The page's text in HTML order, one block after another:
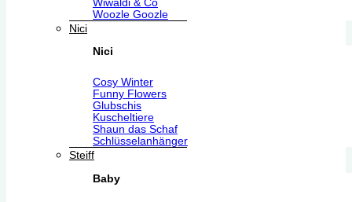
Wiwaldi & Co
Woozle Goozle
Nici
Nici
Cosy Winter
Funny Flowers
Glubschis
Kuscheltiere
Shaun das Schaf
Schlüsselanhänger
Steiff
Baby